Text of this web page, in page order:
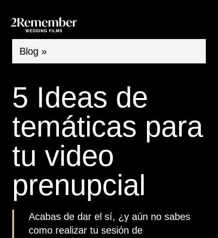
Blog »
5 Ideas de
temáticas para
tu video
prenupcial
Acabas de dar el sí, ¿y aún no sabes
como realizar tu sesión de